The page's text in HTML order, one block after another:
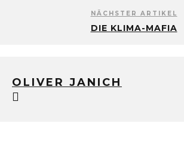
NÄCHSTER ARTIKEL
DIE KLIMA-MAFIA
OLIVER JANICH